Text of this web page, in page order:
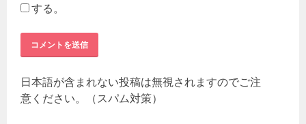
する。
日本語が含まれない投稿は無視されますのでご注
意ください。（スパム対策）